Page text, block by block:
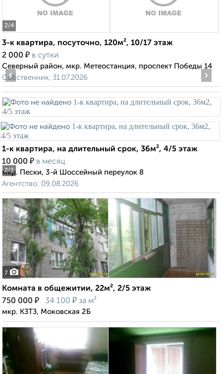
2/4
3-к квартира, посуточно, 120м², 10/17 этаж
2 000 ₽ в сутки
Северный район, мкр. Метеостанция, проспект Победы 14
Собственник, 31.07.2026
2/3
‹ ›
1-к квартира, на длительный срок, 36м², 4/5 этаж
10 000 ₽ в месяц
мкр. Пески, 3-й Шоссейный переулок 8
Агентство, 09.08.2026
7
Комната в общежитии, 22м², 2/5 этаж
750 000 ₽ 34 100 ₽ за м²
мкр. КЗТЗ, Моковская 2Б